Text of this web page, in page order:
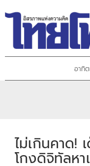
อาทิ
ไม่เกินคาด!
โกงดิจิทัลหา